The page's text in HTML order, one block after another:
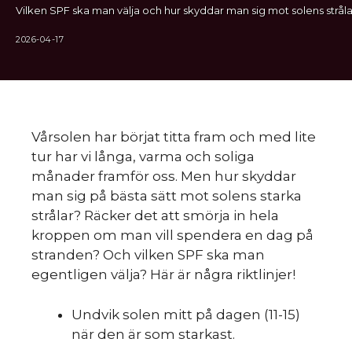
Vilken SPF ska man välja och hur skyddar man sig mot solens
2026-04-17
Vårsolen har börjat titta fram och med lite
tur har vi långa, varma och soliga
månader framför oss. Men hur skyddar
man sig på bästa sätt mot solens starka
strålar? Räcker det att smörja in hela
kroppen om man vill spendera en dag på
stranden? Och vilken SPF ska man
egentligen välja? Här är några riktlinjer!
Undvik solen mitt på dagen (11-15)
när den är som starkast.